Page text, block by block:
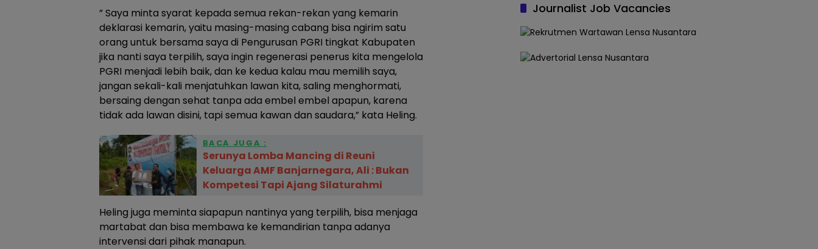
” Saya minta syarat kepada semua rekan-rekan yang kemarin
deklarasi kemarin, yaitu masing-masing cabang bisa ngirim satu
orang untuk bersama saya di Pengurusan PGRI tingkat Kabupaten
jika nanti saya terpilih, saya ingin regenerasi penerus kita mengelola
PGRI menjadi lebih baik, dan ke kedua kalau mau memilih saya,
jangan sekali-kali menjatuhkan lawan kita, saling menghormati,
bersaing dengan sehat tanpa ada embel embel apapun, karena
tidak ada lawan disini, tapi semua kawan dan saudara,” kata Heling.
BACA JUGA :
‎Serunya Lomba Mancing di Reuni
Keluarga AMF Banjarnegara, Ali : Bukan
Kompetesi Tapi Ajang Silaturahmi
Heling juga meminta siapapun nantinya yang terpilih, bisa menjaga
martabat dan bisa membawa ke kemandirian tanpa adanya
intervensi dari pihak manapun.
Journalist Job Vacancies